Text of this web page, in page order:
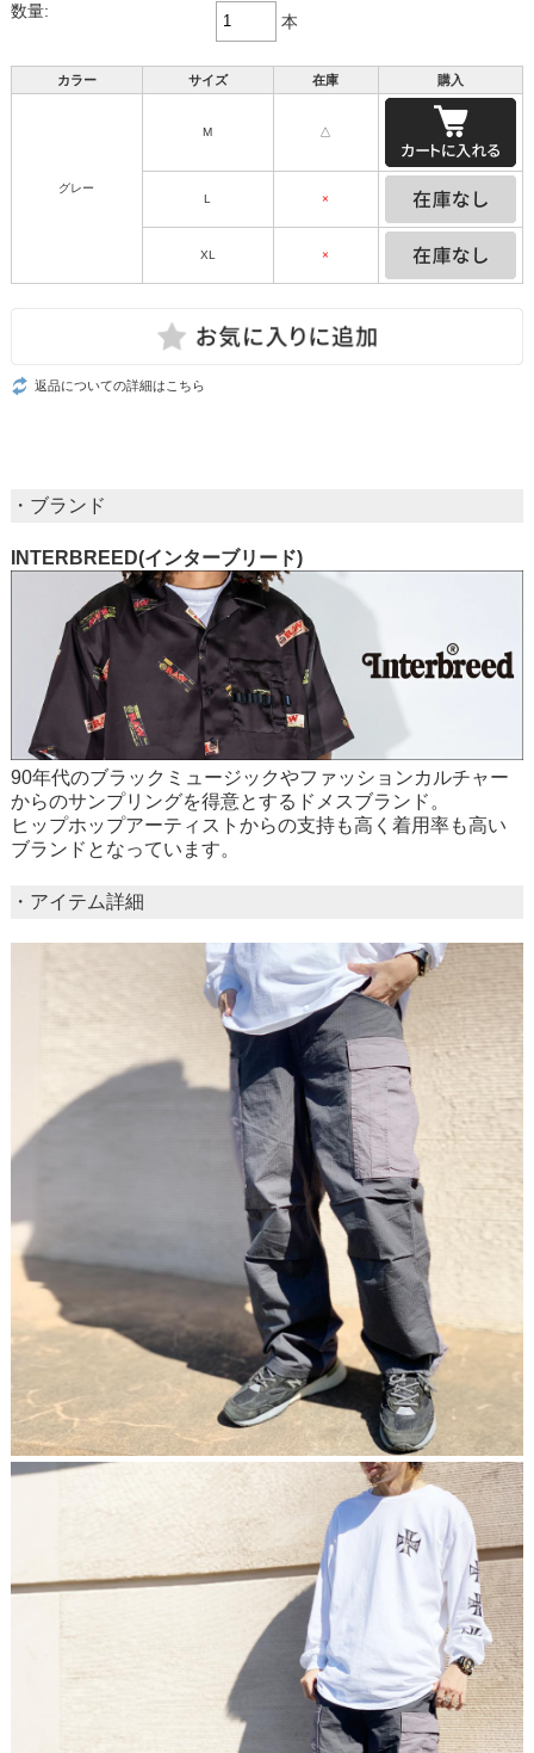
数量:
本
カラー サイズ 在庫 購入
グレー
M △
L ×
XL ×
返品についての詳細はこちら
・ブランド
INTERBREED(インターブリード)
90年代のブラックミュージックやファッションカルチャー
からのサンプリングを得意とするドメスブランド。
ヒップホップアーティストからの支持も高く着用率も高い
ブランドとなっています。
・アイテム詳細